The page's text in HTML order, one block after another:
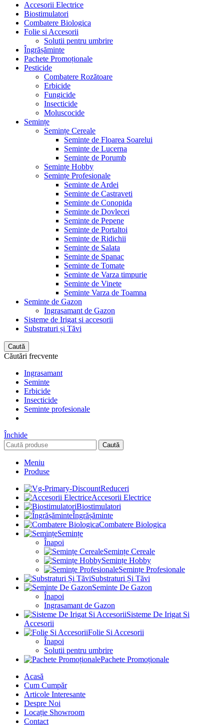
Accesorii Electrice
Biostimulatori
Combatere Biologica
Folie si Accesorii
Solutii pentru umbrire
Îngrășăminte
Pachete Promoționale
Pesticide
Combatere Rozătoare
Erbicide
Fungicide
Insecticide
Moluscocide
Semințe
Semințe Cereale
Seminte de Floarea Soarelui
Seminte de Lucerna
Seminte de Porumb
Semințe Hobby
Semințe Profesionale
Seminte de Ardei
Seminte de Castraveti
Seminte de Conopida
Seminte de Dovlecei
Seminte de Pepene
Seminte de Portaltoi
Seminte de Ridichii
Seminte de Salata
Seminte de Spanac
Seminte de Tomate
Seminte de Varza timpurie
Seminte de Vinete
Seminte Varza de Toamna
Seminte de Gazon
Ingrasamant de Gazon
Sisteme de Irigat si accesorii
Substraturi și Tăvi
Caută
Căutări frecvente
Ingrasamant
Seminte
Erbicide
Insecticide
Seminte profesionale
Închide
Caută
Meniu
Produse
Reduceri
Accesorii Electrice
Biostimulatori
Îngrășăminte
Combatere Biologica
Semințe
Înapoi
Semințe Cereale
Semințe Hobby
Semințe Profesionale
Substraturi Și Tăvi
Seminte De Gazon
Înapoi
Ingrasamant de Gazon
Sisteme De Irigat Si
Accesorii
Folie Si Accesorii
Înapoi
Solutii pentru umbrire
Pachete Promoționale
Acasă
Cum Cumpăr
Articole Interesante
Despre Noi
Locație Showroom
Contact